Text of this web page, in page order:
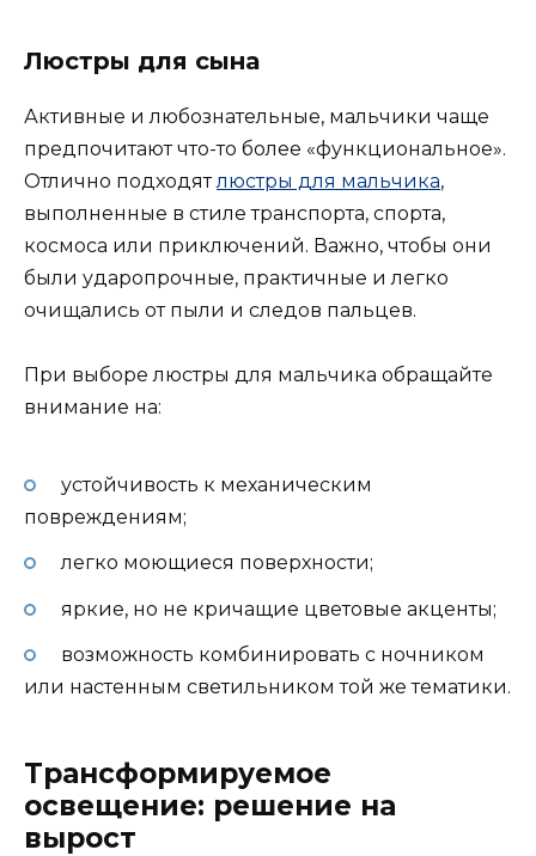
Люстры для сына
Активные и любознательные, мальчики чаще
предпочитают что-то более «функциональное».
Отлично подходятлюстры для мальчика,
выполненные в стиле транспорта, спорта,
космоса или приключений. Важно, чтобы они
были ударопрочные, практичные и легко
очищались от пыли и следов пальцев.
При выборе люстры для мальчика обращайте
внимание на:
устойчивость к механическим
повреждениям;
легко моющиеся поверхности;
яркие, но не кричащие цветовые акценты;
возможность комбинировать с ночником
или настенным светильником той же тематики.
Трансформируемое
освещение: решение на
вырост